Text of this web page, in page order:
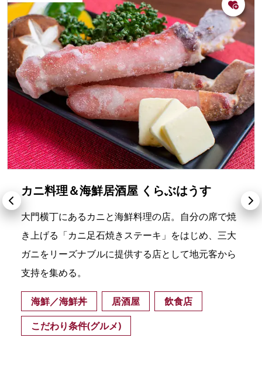
カニ料理＆海鮮居酒屋 くらぶはうす
大門横丁にあるカニと海鮮料理の店。自分の席で焼
き上げる「カニ足石焼きステーキ」をはじめ、三大
ガニをリーズナブルに提供する店として地元客から
支持を集める。
海鮮／海鮮丼 居酒屋
飲食店
こだわり条件(グルメ)